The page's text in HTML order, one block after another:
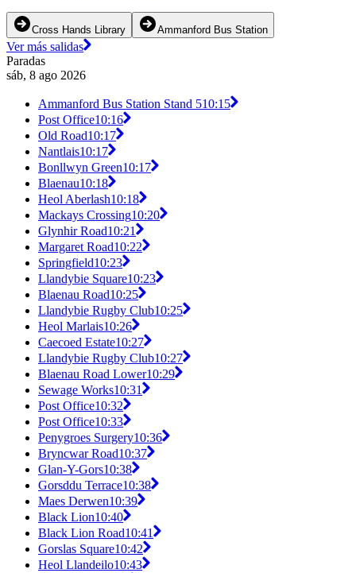
Cross Hands Library Ammanford Bus Station
Ver más salidas
Paradas
sáb, 8 ago 2026
Ammanford Bus Station Stand 510:15
Post Office10:16
Old Road10:17
Nantlais10:17
Bonllwyn Green10:17
Blaenau10:18
Heol Aberlash10:18
Mackays Crossing10:20
Glynhir Road10:21
Margaret Road10:22
Springfield10:23
Llandybie Square10:23
Blaenau Road10:25
Llandybie Rugby Club10:25
Heol Marlais10:26
Caecoed Estate10:27
Llandybie Rugby Club10:27
Blaenau Road Lower10:29
Sewage Works10:31
Post Office10:32
Post Office10:33
Penygroes Surgery10:36
Bryncwar Road10:37
Glan-Y-Gors10:38
Gorsddu Terrace10:38
Maes Derwen10:39
Black Lion10:40
Black Lion Road10:41
Gorslas Square10:42
Heol Llandeilo10:43